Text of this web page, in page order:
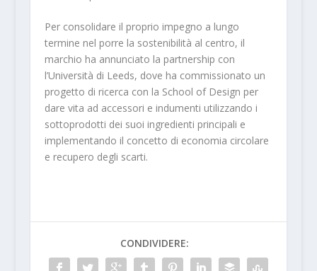
Per consolidare il proprio impegno a lungo
termine nel porre la sostenibilità al centro, il
marchio ha annunciato la partnership con
l’Università di Leeds, dove ha commissionato un
progetto di ricerca con la School of Design per
dare vita ad accessori e indumenti utilizzando i
sottoprodotti dei suoi ingredienti principali e
implementando il concetto di economia circolare
e recupero degli scarti.
CONDIVIDERE: